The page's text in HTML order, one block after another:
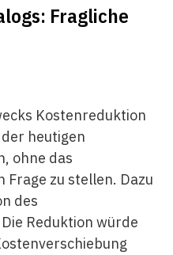
Fragliche
Kostenreduktion
heutigen
ohne das
Frage zu stellen. Dazu
des
Reduktion würde